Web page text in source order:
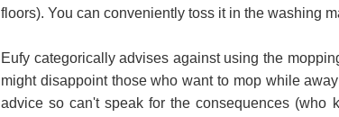
floors). You can conveniently toss it in the washing
Eufy categorically advises against using the
might disappoint those who want to mop while
advice so can't speak for the consequences (who